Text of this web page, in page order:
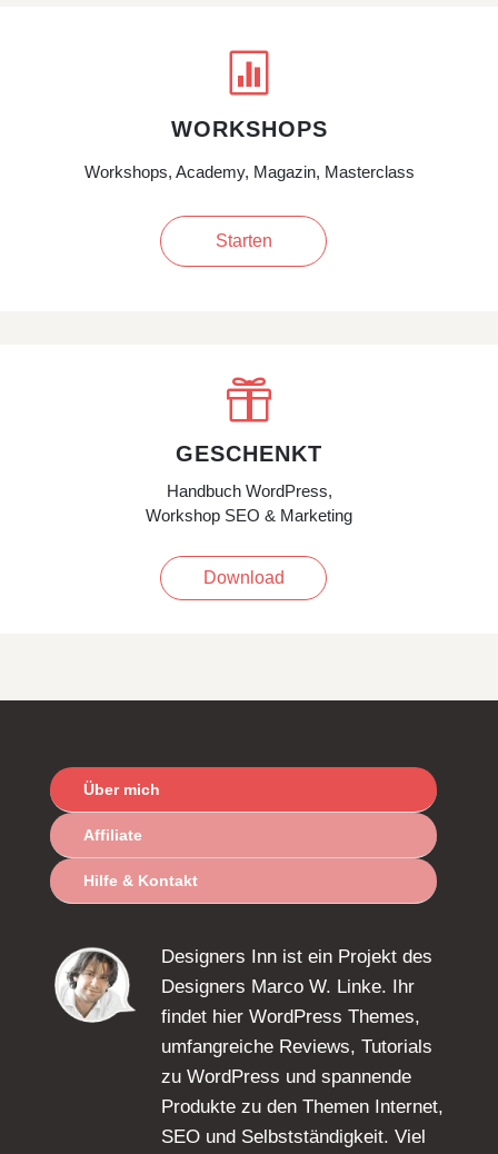

WORKSHOPS
Workshops, Academy, Magazin, Masterclass
Starten

GESCHENKT
Handbuch WordPress,
Workshop SEO & Marketing
Download
Über mich
Affiliate
Hilfe & Kontakt
Designers Inn ist ein Projekt des
Designers Marco W. Linke. Ihr
findet hier WordPress Themes,
umfangreiche Reviews, Tutorials
zu WordPress und spannende
Produkte zu den Themen Internet,
SEO und Selbstständigkeit. Viel